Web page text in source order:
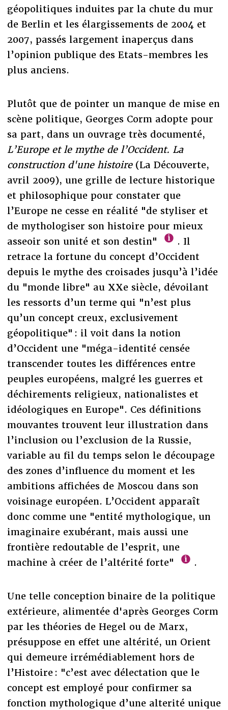
géopolitiques induites par la chute du mur
de Berlin et les élargissements de 2004 et
2007, passés largement inaperçus dans
l’opinion publique des Etats-membres les
plus anciens.
Plutôt que de pointer un manque de mise en
scène politique, Georges Corm adopte pour
sa part, dans un ouvrage très documenté,
L’Europe et le mythe de l’Occident. La
construction d'une histoire(La Découverte,
avril 2009), une grille de lecture historique
et philosophique pour constater que
l’Europe ne cesse en réalité "de styliser et
de mythologiser son histoire pour mieux
asseoir son unité et son destin"
. Il
retrace la fortune du concept d’Occident
depuis le mythe des croisades jusqu’à l’idée
du "monde libre" au XXe siècle, dévoilant
les ressorts d’un terme qui "n’est plus
qu’un concept creux, exclusivement
géopolitique" : il voit dans la notion
d’Occident une "méga-identité censée
transcender toutes les différences entre
peuples européens, malgré les guerres et
déchirements religieux, nationalistes et
idéologiques en Europe". Ces définitions
mouvantes trouvent leur illustration dans
l’inclusion ou l’exclusion de la Russie,
variable au fil du temps selon le découpage
des zones d’influence du moment et les
ambitions affichées de Moscou dans son
voisinage européen. L’Occident apparaît
donc comme une "entité mythologique, un
imaginaire exubérant, mais aussi une
frontière redoutable de l’esprit, une
machine à créer de l’altérité forte"
.
Une telle conception binaire de la politique
extérieure, alimentée d'après Georges Corm
par les théories de Hegel ou de Marx,
présuppose en effet une altérité, un Orient
qui demeure irrémédiablement hors de
l’Histoire : "c’est avec délectation que le
concept est employé pour confirmer sa
fonction mythologique d’une alterité unique